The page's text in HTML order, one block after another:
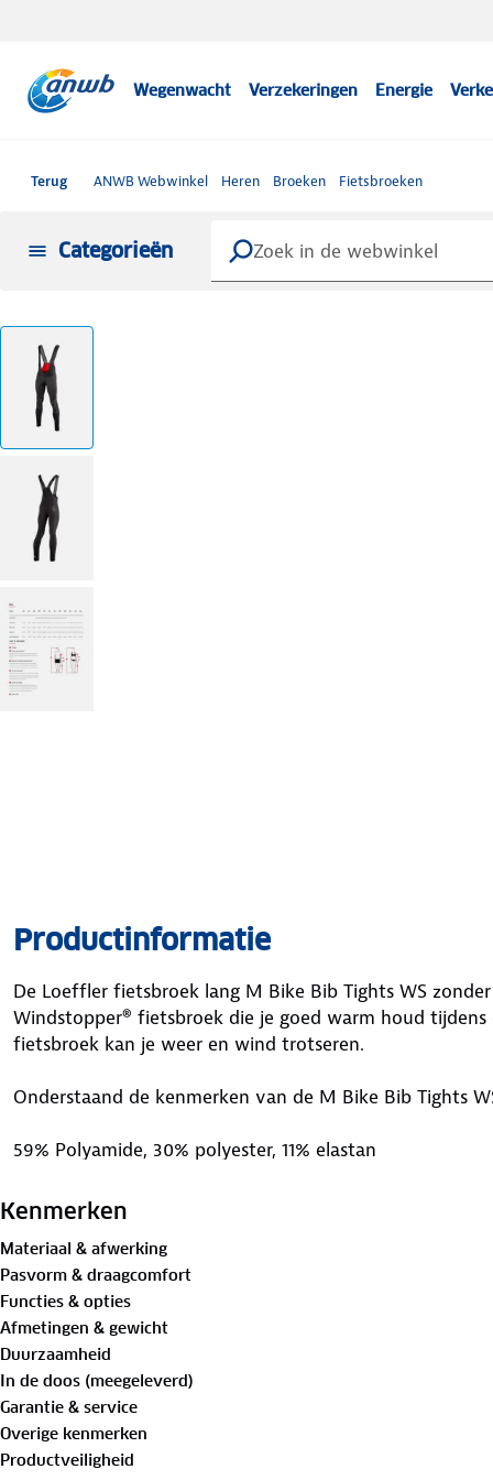
Wegenwacht Verzekeringen Energie
Terug ANWB Webwinkel Heren Broeken Fietsbroeken
Categorieën
Productinformatie
De Loeffler fietsbroek lang M Bike Bib Tights WS
Windstopper® fietsbroek die je goed warm houd
fietsbroek kan je weer en wind trotseren.
Onderstaand de kenmerken van de M Bike Bib Tights
59% Polyamide, 30% polyester, 11% elastan
Windstopper softshell-warm aan de voorzijde (by Gore-
Beschermede transtex®-voering in het ruggedeelte
Ademend
Zonder zeem
Met bretels van mesh
Zeer elastisch
Tight fit pasvorm
Reflecterende designelementen
Warmte-isolerend
Sneldrogend
Kenmerken
Materiaal & afwerking
Pasvorm & draagcomfort
Functies & opties
Afmetingen & gewicht
Duurzaamheid
In de doos (meegeleverd)
Garantie & service
Overige kenmerken
Productveiligheid